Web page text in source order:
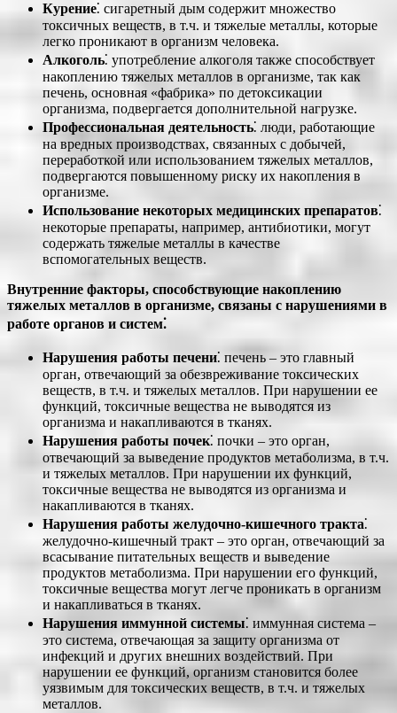
Курение⁚ сигаретный дым содержит множество
токсичных веществ, в т.ч. и тяжелые металлы, которые
легко проникают в организм человека.
Алкоголь⁚ употребление алкоголя также способствует
накоплению тяжелых металлов в организме, так как
печень, основная «фабрика» по детоксикации
организма, подвергается дополнительной нагрузке.
Профессиональная деятельность⁚ люди, работающие
на вредных производствах, связанных с добычей,
переработкой или использованием тяжелых металлов,
подвергаются повышенному риску их накопления в
организме.
Использование некоторых медицинских препаратов⁚
некоторые препараты, например, антибиотики, могут
содержать тяжелые металлы в качестве
вспомогательных веществ.
Внутренние факторы, способствующие накоплению
тяжелых металлов в организме, связаны с нарушениями в
работе органов и систем⁚
Нарушения работы печени⁚ печень – это главный
орган, отвечающий за обезвреживание токсических
веществ, в т.ч. и тяжелых металлов. При нарушении ее
функций, токсичные вещества не выводятся из
организма и накапливаются в тканях.
Нарушения работы почек⁚ почки – это орган,
отвечающий за выведение продуктов метаболизма, в т.ч.
и тяжелых металлов. При нарушении их функций,
токсичные вещества не выводятся из организма и
накапливаются в тканях.
Нарушения работы желудочно-кишечного тракта⁚
желудочно-кишечный тракт – это орган, отвечающий за
всасывание питательных веществ и выведение
продуктов метаболизма. При нарушении его функций,
токсичные вещества могут легче проникать в организм
и накапливаться в тканях.
Нарушения иммунной системы⁚ иммунная система –
это система, отвечающая за защиту организма от
инфекций и других внешних воздействий. При
нарушении ее функций, организм становится более
уязвимым для токсических веществ, в т.ч. и тяжелых
металлов.